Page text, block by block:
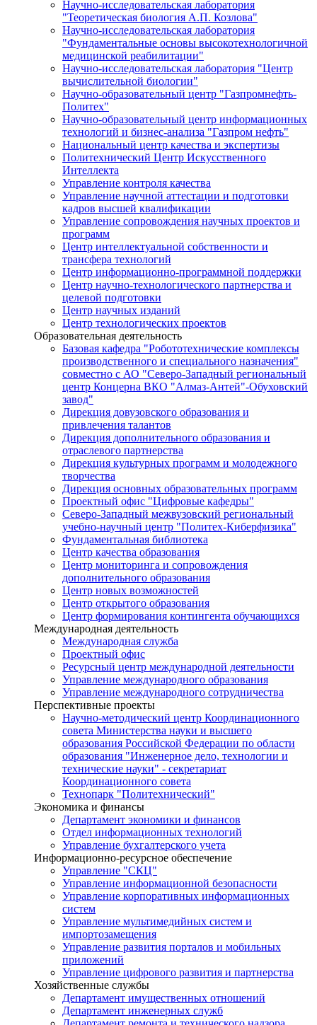
Научно-исследовательская лаборатория
"Теоретическая биология А.П. Козлова"
Научно-исследовательская лаборатория
"Фундаментальные основы высокотехнологичной
медицинской реабилитации"
Научно-исследовательская лаборатория "Центр
вычислительной биологии"
Научно-образовательный центр "Газпромнефть-
Политех"
Научно-образовательный центр информационных
технологий и бизнес-анализа "Газпром нефть"
Национальный центр качества и экспертизы
Политехнический Центр Искусственного
Интеллекта
Управление контроля качества
Управление научной аттестации и подготовки
кадров высшей квалификации
Управление сопровождения научных проектов и
программ
Центр интеллектуальной собственности и
трансфера технологий
Центр информационно-программной поддержки
Центр научно-технологического партнерства и
целевой подготовки
Центр научных изданий
Центр технологических проектов
Образовательная деятельность
Базовая кафедра "Робототехнические комплексы
производственного и специального назначения"
совместно с АО "Северо-Западный региональный
центр Концерна ВКО "Алмаз-Антей"-Обуховский
завод"
Дирекция довузовского образования и
привлечения талантов
Дирекция дополнительного образования и
отраслевого партнерства
Дирекция культурных программ и молодежного
творчества
Дирекция основных образовательных программ
Проектный офис "Цифровые кафедры"
Северо-Западный межвузовский региональный
учебно-научный центр "Политех-Киберфизика"
Фундаментальная библиотека
Центр качества образования
Центр мониторинга и сопровождения
дополнительного образования
Центр новых возможностей
Центр открытого образования
Центр формирования контингента обучающихся
Международная деятельность
Международная служба
Проектный офис
Ресурсный центр международной деятельности
Управление международного образования
Управление международного сотрудничества
Перспективные проекты
Научно-методический центр Координационного
совета Министерства науки и высшего
образования Российской Федерации по области
образования "Инженерное дело, технологии и
технические науки" - секретариат
Координационного совета
Технопарк "Политехнический"
Экономика и финансы
Департамент экономики и финансов
Отдел информационных технологий
Управление бухгалтерского учета
Информационно-ресурсное обеспечение
Управление "СКЦ"
Управление информационной безопасности
Управление корпоративных информационных
систем
Управление мультимедийных систем и
импортозамещения
Управление развития порталов и мобильных
приложений
Управление цифрового развития и партнерства
Хозяйственные службы
Департамент имущественных отношений
Департамент инженерных служб